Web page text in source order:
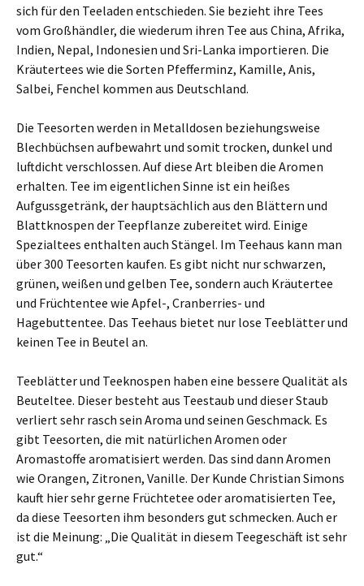
sich für den Teeladen entschieden. Sie bezieht ihre Tees
vom Großhändler, die wiederum ihren Tee aus China, Afrika,
Indien, Nepal, Indonesien und Sri-Lanka importieren. Die
Kräutertees wie die Sorten Pfefferminz, Kamille, Anis,
Salbei, Fenchel kommen aus Deutschland.
Die Teesorten werden in Metalldosen beziehungsweise
Blechbüchsen aufbewahrt und somit trocken, dunkel und
luftdicht verschlossen. Auf diese Art bleiben die Aromen
erhalten. Tee im eigentlichen Sinne ist ein heißes
Aufgussgetränk, der hauptsächlich aus den Blättern und
Blattknospen der Teepflanze zubereitet wird. Einige
Spezialtees enthalten auch Stängel. Im Teehaus kann man
über 300 Teesorten kaufen. Es gibt nicht nur schwarzen,
grünen, weißen und gelben Tee, sondern auch Kräutertee
und Früchtentee wie Apfel-, Cranberries- und
Hagebuttentee. Das Teehaus bietet nur lose Teeblätter und
keinen Tee in Beutel an.
Teeblätter und Teeknospen haben eine bessere Qualität als
Beuteltee. Dieser besteht aus Teestaub und dieser Staub
verliert sehr rasch sein Aroma und seinen Geschmack. Es
gibt Teesorten, die mit natürlichen Aromen oder
Aromastoffe aromatisiert werden. Das sind dann Aromen
wie Orangen, Zitronen, Vanille. Der Kunde Christian Simons
kauft hier sehr gerne Früchtetee oder aromatisierten Tee,
da diese Teesorten ihm besonders gut schmecken. Auch er
ist die Meinung: „Die Qualität in diesem Teegeschäft ist sehr
gut.“